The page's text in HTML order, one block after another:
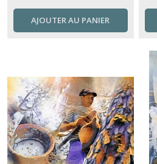
AJOUTER AU PANIER